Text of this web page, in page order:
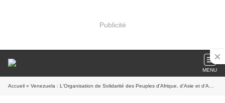
Publicité
MENU
Accueil » Venezuela : L'Organisation de Solidarité des Peuples d'Afrique, d'Asie et d'Amérique Latine condamne les attentats terroristes